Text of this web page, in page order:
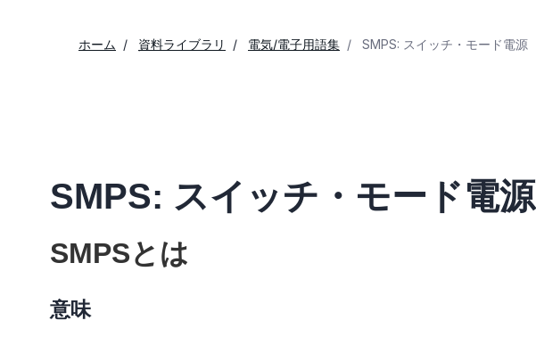
ホーム 資料ライブラリ 電気/電子用語集 SMPS: スイッチ・モード電源
SMPS: スイッチ・モード電源
SMPSとは
意味